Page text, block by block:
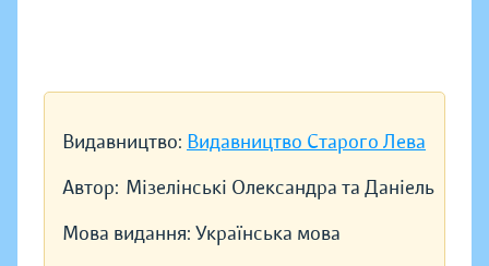
Видавництво: Видавництво Старого Лева
Автор: Мізелінські Олександра та Даніель
Мова видання: Українська мова